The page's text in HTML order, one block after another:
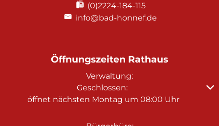
(0)2224-184-115
info@bad-honnef.de
Öffnungszeiten Rathaus
Verwaltung:
Klicken, um weitere Öffnungs- oder Schließzeiten
Geschlossen:
öffnet nächsten Montag um 08:00 Uhr